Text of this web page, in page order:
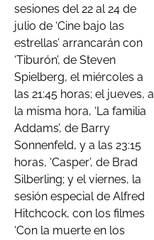
sesiones del 22 al 24 de
julio de ‘Cine bajo las
estrellas’ arrancarán con
‘Tiburón’, de Steven
Spielberg, el miércoles a
las 21:45 horas; el jueves, a
la misma hora, ‘La familia
Addams’, de Barry
Sonnenfeld, y a las 23:15
horas, ‘Casper’, de Brad
Silberling; y el viernes, la
sesión especial de Alfred
Hitchcock, con los filmes
‘Con la muerte en los